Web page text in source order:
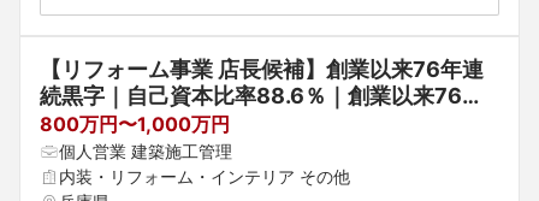
【リフォーム事業 店長候補】創業以来76年連
続黒字｜自己資本比率88.6％｜創業以来76年
連続黒字｜健康経営優良法人認定｜おもてなし
経営企業選選出
800万円〜1,000万円
個人営業 建築施工管理
内装・リフォーム・インテリア その他